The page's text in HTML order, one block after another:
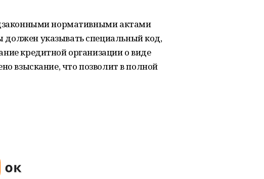
нормативными актами
указывать специальный код,
кредитной организации о виде
взыскание, что позволит в полной